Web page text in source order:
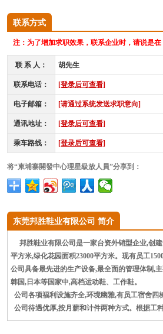
联系方式
注： 为了增加求职效果，联系企业时，请说是在
联 系 人： 胡先生
联系电话： [登录后可查看]
电子邮箱： [请通过系统发送求职意向]
通讯地址： [登录后可查看]
乘车路线： [登录后可查看]
将“柬埔寨開發中心理星級放人員”分享到：
东莞邦胜鞋业有限公司 简介
邦胜鞋业有限公司是一家台资外销型企业,创建
平方米,绿化花园面积23000平方米。现有员工1500
公司具备最先进的生产设备,最全面的管理体制,
韩国,日本等国家中,高档运动鞋、工作鞋。
公司各项福利设施齐全,环境幽雅,有员工宿舍
公司待遇优厚,按月薪和计件两种方式。根据工